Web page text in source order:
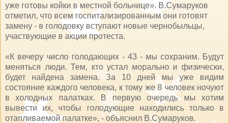
уже готовы койки в местной больнице». В.Сумаруков
отметил, что всем госпитализированным они готовят
замену - в голодовку вступают новые чернобыльцы,
участвующие в акции протеста.
«К вечеру число голодающих - 43 - мы сохраним. Будут
меняться люди. Тем, кто устал морально и физически,
будет найдена замена. За 10 дней мы уже видим
состояние каждого человека, к тому же 8 человек ночуют
в холодных палатках. В первую очередь мы хотим
вывести их, чтобы голодующие находились только в
отапливаемой палатке», - объяснил В.Сумаруков.